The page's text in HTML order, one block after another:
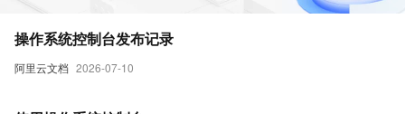
阿里云文档 2026-07-10
操作系统控制台发布记录